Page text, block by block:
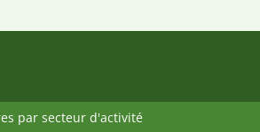
par secteur d'activité